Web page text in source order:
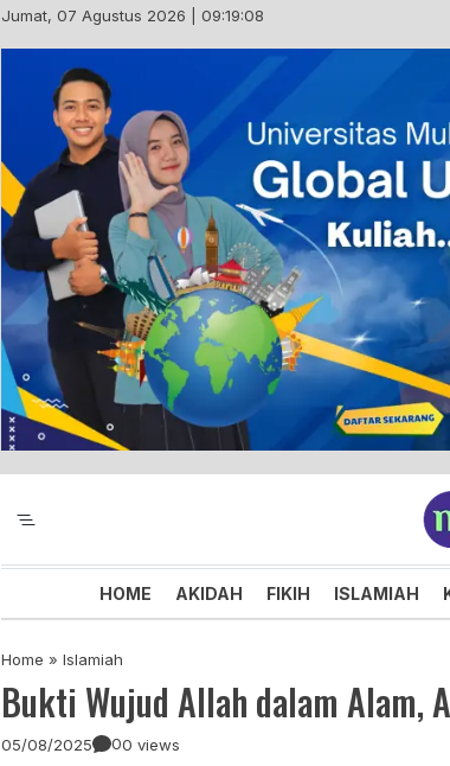
Jumat, 07 Agustus 2026 | 09:19:09
Majelis Tabligh Muhammadiyah
Syiar Dakwah Islam Berkemajuan dan
HOME AKIDAH FIKIH ISLAMIAH
Home » Islamiah
Bukti Wujud Allah dalam Alam,
05/08/2025 00 views